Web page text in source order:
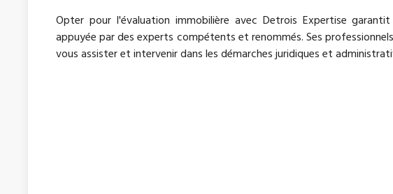
Opter pour l'évaluation immobilière avec Detrois Expertise
appuyée par des experts compétents et renommés. Ses
vous assister et intervenir dans les démarches juridiques et